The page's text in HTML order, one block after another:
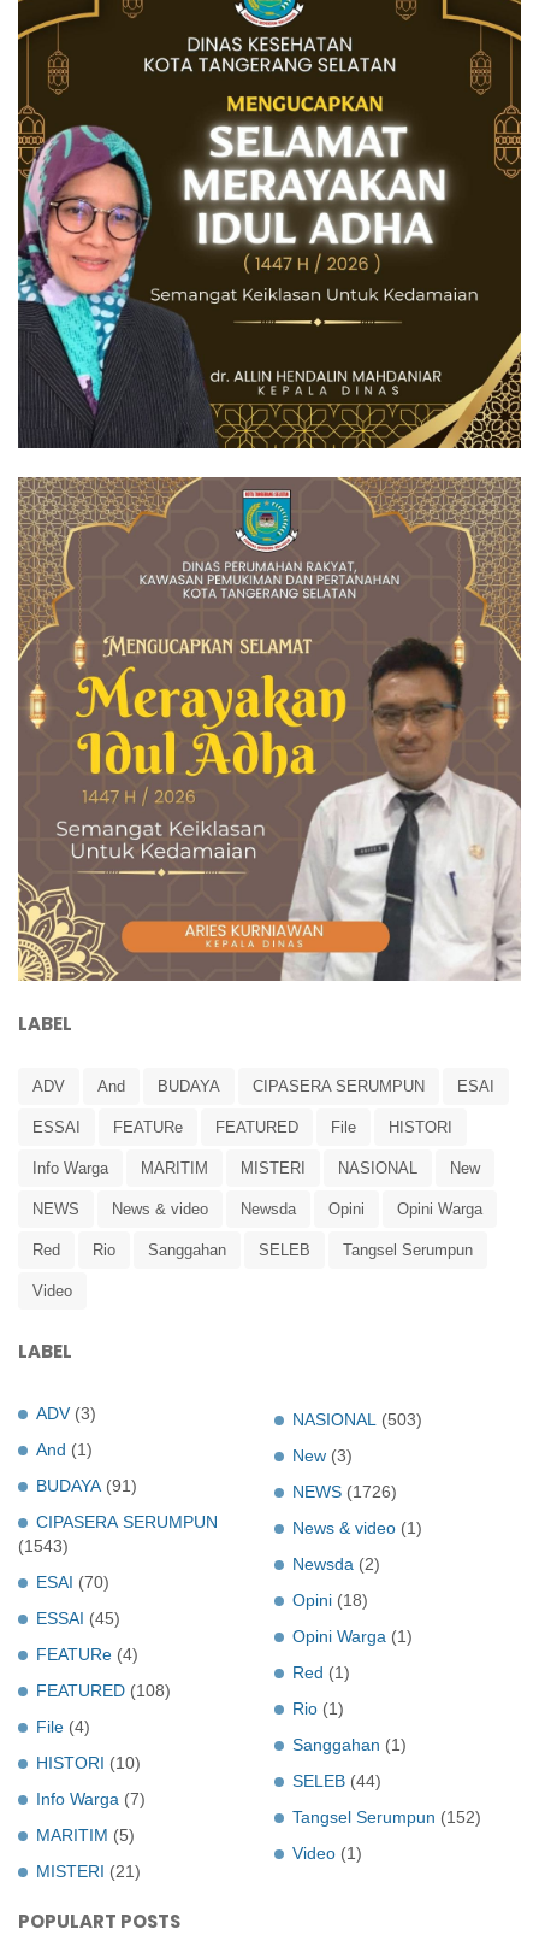
LABEL
ADV And BUDAYA CIPASERA SERUMPUN ESAI
ESSAI FEATURe FEATURED File HISTORI
Info Warga MARITIM MISTERI NASIONAL New
NEWS News & video Newsda Opini Opini Warga
Red Rio Sanggahan SELEB Tangsel Serumpun
Video
LABEL
ADV (3)
And (1)
BUDAYA (91)
CIPASERA SERUMPUN
(1543)
ESAI (70)
ESSAI (45)
FEATURe (4)
FEATURED (108)
File (4)
HISTORI (10)
Info Warga (7)
MARITIM (5)
MISTERI (21)
NASIONAL
(503)
New (3)
NEWS (1726)
News & video (1)
Newsda (2)
Opini (18)
Opini Warga (1)
Red (1)
Rio (1)
Sanggahan (1)
SELEB (44)
Tangsel Serumpun (152)
Video (1)
POPULART POSTS